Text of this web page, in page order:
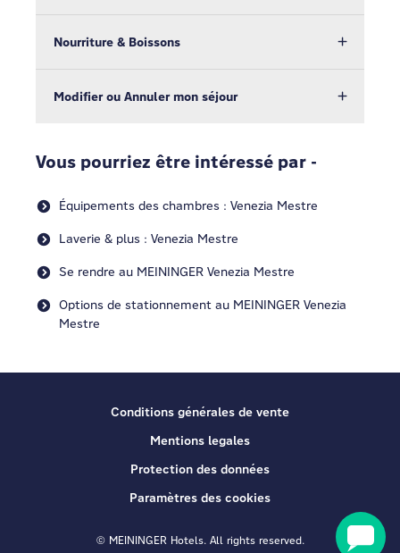
Nourriture & Boissons
Modifier ou Annuler mon séjour
Vous pourriez être intéressé par -
Équipements des chambres : Venezia Mestre
Laverie & plus : Venezia Mestre
Se rendre au MEININGER Venezia Mestre
Options de stationnement au MEININGER Venezia
Mestre
Conditions générales de vente
Mentions legales
Protection des données
Paramètres des cookies
© MEININGER Hotels. All rights reserved.